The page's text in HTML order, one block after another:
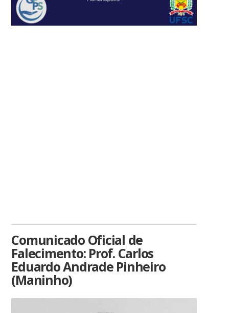
Comunicado Oficial de
Falecimento: Prof. Carlos
Eduardo Andrade Pinheiro
(Maninho)